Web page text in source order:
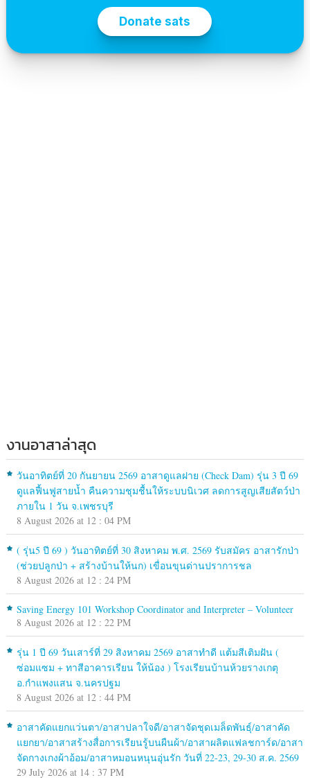
งานอาสาล่าสุด
วันอาทิตย์ที่ 20 กันยายน 2569 อาสาดูแลฝาย (Check Dam) รุ่น 3 ปี 69
ดูแลฟื้นฟูสายน้ำ คืนความชุมชื้นให้ระบบนิเวศ ลดการสูญเสียสัตว์ป่า
ภายใน 1 วัน จ.เพชรบุรี
8 August 2026 at 12 : 04 PM
( รุ่น5 ปี 69 ) วันอาทิตย์ที่ 30 สิงหาคม พ.ศ. 2569 รับสมัคร อาสารักป่า
(ช่วยปลูกป่า + สร้างบ้านให้นก) เขื่อนขุนด่านปราการชล
8 August 2026 at 12 : 24 PM
Saving Energy 101 Workshop Coordinator and Interpreter – Volunteer
8 August 2026 at 12 : 22 PM
รุ่น 1 ปี 69 วันเสาร์ที่ 29 สิงหาคม 2569 อาสาทำดี แต้มสีเติมฝัน (
ซ่อมแซม + ทาสีอาคารเรียน ให้น้อง ) โรงเรียนบ้านห้วยรางเกตุ
อ.กำแพงแสน จ.นครปฐม
8 August 2026 at 12 : 44 PM
อาสาคัดแยกแว่นตา/อาสาปลาใจดี/อาสาจัดชุดเมล็ดพันธุ์/อาสาคัด
แยกยา/อาสาสร้างสื่อการเรียนรู้บนผืนผ้า/อาสาผลิตแฟลชการ์ด/อาสา
จัดกางเกงผ้าอ้อม/อาสาหมอนหนุนอุ่นรัก วันที่ 22-23, 29-30 ส.ค. 2569
29 July 2026 at 14 : 37 PM